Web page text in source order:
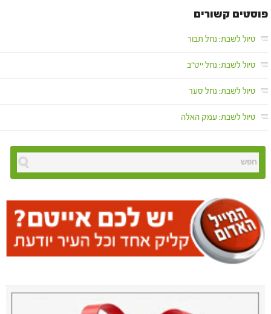
פוסטים קשורים
טיול לשבת: נחל תבור
טיול לשבת: נחל ייט"ב
טיול לשבת: נחל סער
טיול לשבת: עמק האלה